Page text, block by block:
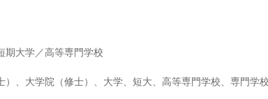
期大学／高等専門学校
）、大学院（修士）、大学、短大、高等専門学校、専門学